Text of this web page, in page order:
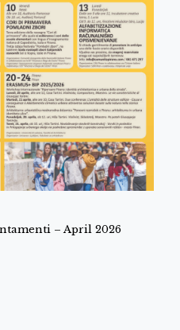
– April 2026